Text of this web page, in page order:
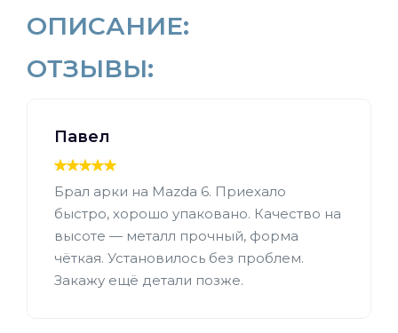
ОПИСАНИЕ:
ОТЗЫВЫ:
Павел
Брал арки на Mazda 6. Приехало
быстро, хорошо упаковано. Качество на
высоте — металл прочный, форма
чёткая. Установилось без проблем.
Закажу ещё детали позже.